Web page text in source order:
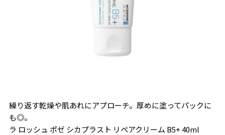
繰り返す乾燥や肌あれにアプローチ。厚めに塗ってパックに
も◎。
ラ ロッシュ ポゼ シカプラスト リペアクリーム B5+ 40ml